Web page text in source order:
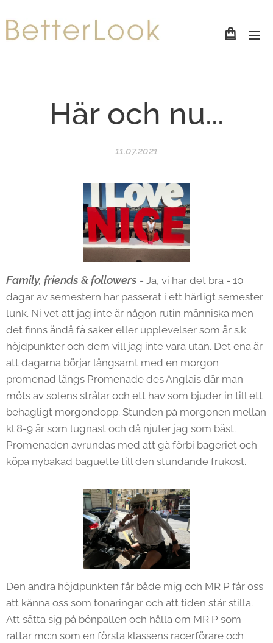
Här och nu...
11.07.2021
Family, friends & followers - Ja, vi har det bra - 10
dagar av semestern har passerat i ett härligt semester
lunk. Ni vet att jag inte är någon rutin människa men
det finns ändå få saker eller upplevelser som är s.k
höjdpunkter och dem vill jag inte vara utan. Det ena är
att dagarna börjar långsamt med en morgon
promenad längs Promenade des Anglais där man
möts av solens strålar och ett hav som bjuder in till ett
behagligt morgondopp. Stunden på morgonen mellan
kl 8-9 är som lugnast och då njuter jag som bäst.
Promenaden avrundas med att gå förbi bageriet och
köpa nybakad baguette till den stundande frukost.
Den andra höjdpunkten får både mig och MR P får oss
att känna oss som tonåringar och att tiden står stilla.
Att sätta sig på bönpallen och hålla om MR P som
rattar mc:n som en första klassens racerförare och